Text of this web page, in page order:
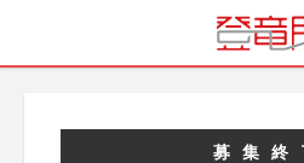
募集終